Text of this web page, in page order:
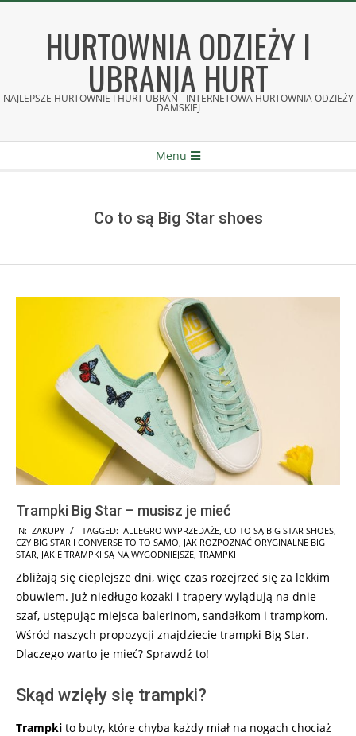
HURTOWNIA ODZIEŻY I
UBRANIA HURT
NAJLEPSZE HURTOWNIE I HURT UBRAŃ - INTERNETOWA HURTOWNIA ODZIEŻY
DAMSKIEJ
Menu
Co to są Big Star shoes
Trampki Big Star – musisz je mieć
2025-
07-
IN: ZAKUPY TAGGED: ALLEGRO WYPRZEDAŻE CO TO SĄ BIG STAR SHOES
CZY BIG STAR I CONVERSE TO TO SAMO JAK ROZPOZNAĆ ORYGINALNE BIG
STAR JAKIE TRAMPKI SĄ NAJWYGODNIEJSZE TRAMPKI
Zbliżają się cieplejsze dni, więc czas rozejrzeć się za lekkim
obuwiem. Już niedługo kozaki i trapery wylądują na dnie
szaf, ustępując miejsca balerinom, sandałkom i trampkom.
Wśród naszych propozycji znajdziecie trampki Big Star.
Dlaczego warto je mieć? Sprawdź to!
Skąd wzięły się trampki?
Trampki to buty, które chyba każdy miał na nogach chociaż